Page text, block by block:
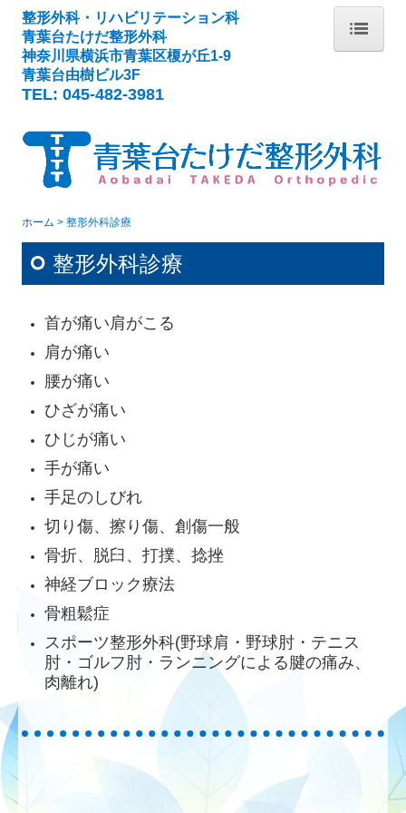
ホーム
当院について
初診の方へ
ご予約について
神経ブロック療法
リハビリテーション
スポーツ整形
施設・設備など
アクセス
スタッフ募集
リンク集
整形外科・リハビリテーション科
青葉台たけだ整形外科
神奈川県横浜市青葉区榎が丘1-9
青葉台由樹ビル3F
TEL:045-482-3981
ホーム 整形外科診療
整形外科診療
首が痛い肩がこる
肩が痛い
腰が痛い
ひざが痛い
ひじが痛い
手が痛い
手足のしびれ
切り傷、擦り傷、創傷一般
骨折、脱臼、打撲、捻挫
神経ブロック療法
骨粗鬆症
スポーツ整形外科(野球肩・野球肘・テニス
肘・ゴルフ肘・ランニングによる腱の痛み、
肉離れ)